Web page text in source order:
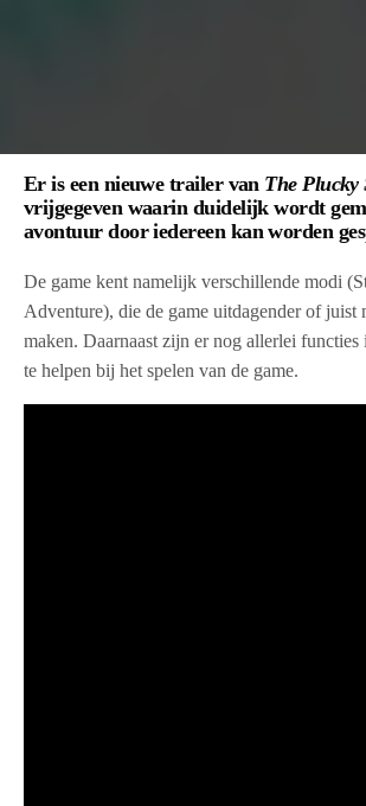
Er is een nieuwe trailer van The Plucky
vrijgegeven waarin duidelijk wordt
avontuur door iedereen kan worden
De game kent namelijk verschillende modi
Adventure), die de game uitdagender of juist
maken. Daarnaast zijn er nog allerlei functies
te helpen bij het spelen van de game.